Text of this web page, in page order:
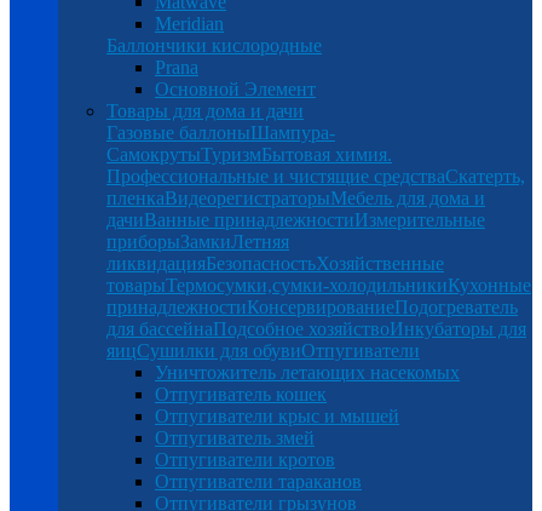
Meridian
Баллончики кислородные
Prana
Основной Элемент
Товары для дома и дачи
Газовые баллоныШампура-
СамокрутыТуризмБытовая химия.
Профессиональные и чистящие средстваСкатерть,
пленкаВидеорегистраторыМебель для дома и
дачиВанные принадлежностиИзмерительные
приборыЗамкиЛетняя
ликвидацияБезопасностьХозяйственные
товарыТермосумки,сумки-холодильникиКухонные
принадлежностиКонсервированиеПодогреватель
для бассейнаПодсобное хозяйствоИнкубаторы для
яицСушилки для обувиОтпугиватели
Уничтожитель летающих насекомых
Отпугиватель кошек
Отпугиватели крыс и мышей
Отпугиватель змей
Отпугиватели кротов
Отпугиватели тараканов
Отпугиватели грызунов